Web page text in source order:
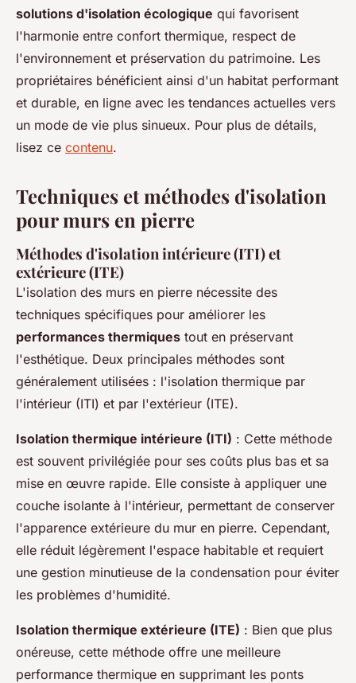
solutions d'isolation écologique qui favorisent
l'harmonie entre confort thermique, respect de
l'environnement et préservation du patrimoine. Les
propriétaires bénéficient ainsi d'un habitat performant
et durable, en ligne avec les tendances actuelles vers
un mode de vie plus sinueux. Pour plus de détails,
lisez ce contenu.
Techniques et méthodes d'isolation
pour murs en pierre
Méthodes d'isolation intérieure (ITI) et
extérieure (ITE)
L'isolation des murs en pierre nécessite des
techniques spécifiques pour améliorer les
performances thermiques tout en préservant
l'esthétique. Deux principales méthodes sont
généralement utilisées : l'isolation thermique par
l'intérieur (ITI) et par l'extérieur (ITE).
Isolation thermique intérieure (ITI) : Cette méthode
est souvent privilégiée pour ses coûts plus bas et sa
mise en œuvre rapide. Elle consiste à appliquer une
couche isolante à l'intérieur, permettant de conserver
l'apparence extérieure du mur en pierre. Cependant,
elle réduit légèrement l'espace habitable et requiert
une gestion minutieuse de la condensation pour éviter
les problèmes d'humidité.
Isolation thermique extérieure (ITE) : Bien que plus
onéreuse, cette méthode offre une meilleure
performance thermique en supprimant les ponts